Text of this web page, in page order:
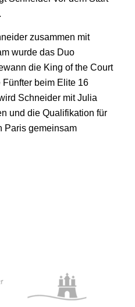
zusammen mit
wurde das Duo
die King of the Court
beim Elite 16
Schneider mit Julia
und die Qualifikation für
Paris gemeinsam